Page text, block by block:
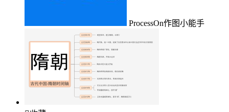
ProcessOn作图小能手